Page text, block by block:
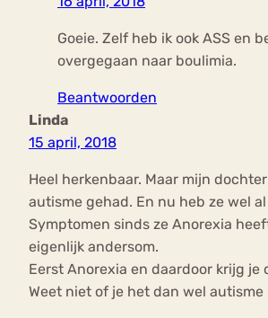
Goeie. Zelf heb ik ook ASS en
overgegaan naar boulimia.
Beantwoorden
Linda
15 april, 2018
Heel herkenbaar. Maar mijn
autisme gehad. En nu heb ze wel
Symptomen sinds ze Anorexia
eigenlijk andersom.
Eerst Anorexia en daardoor krijg je
Weet niet of je het dan wel autisme